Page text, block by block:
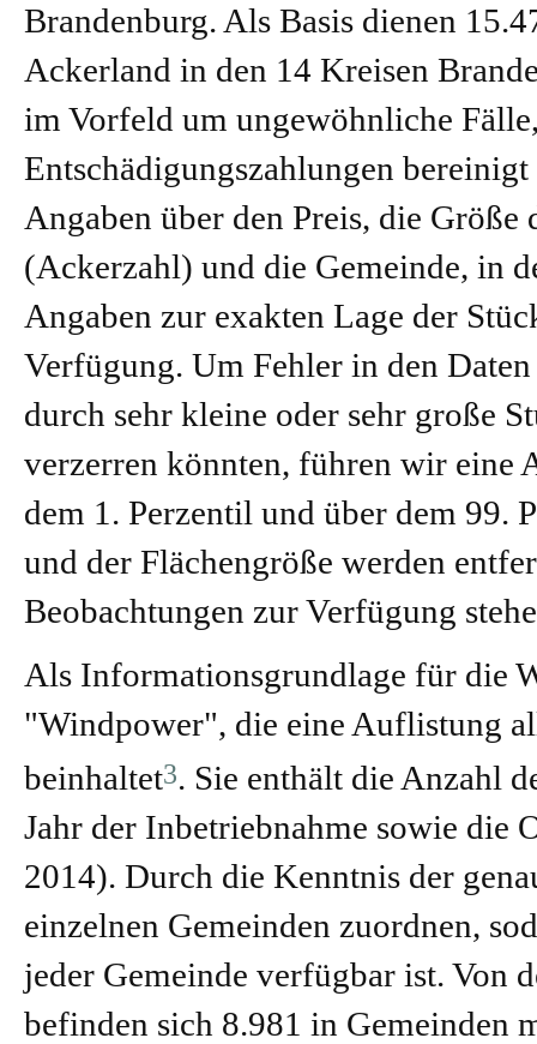
Brandenburg. Als Basis dienen
Ackerland in den 14 Kreisen
im Vorfeld um ungewöhnliche
Entschädigungszahlungen
Angaben über den Preis, die
(Ackerzahl) und die Gemeinde, in
Angaben zur exakten Lage der
Verfügung. Um Fehler in den
durch sehr kleine oder sehr große
verzerren könnten, führen wir eine
dem 1. Perzentil und über dem 99.
und der Flächengröße werden
Beobachtungen zur Verfügung
Als Informationsgrundlage für die
"Windpower", die eine Auflistung
beinhaltet3. Sie enthält die Anzahl
Jahr der Inbetriebnahme sowie die
2014). Durch die Kenntnis der
einzelnen Gemeinden zuordnen,
jeder Gemeinde verfügbar ist. Von
befinden sich 8.981 in Gemeinden